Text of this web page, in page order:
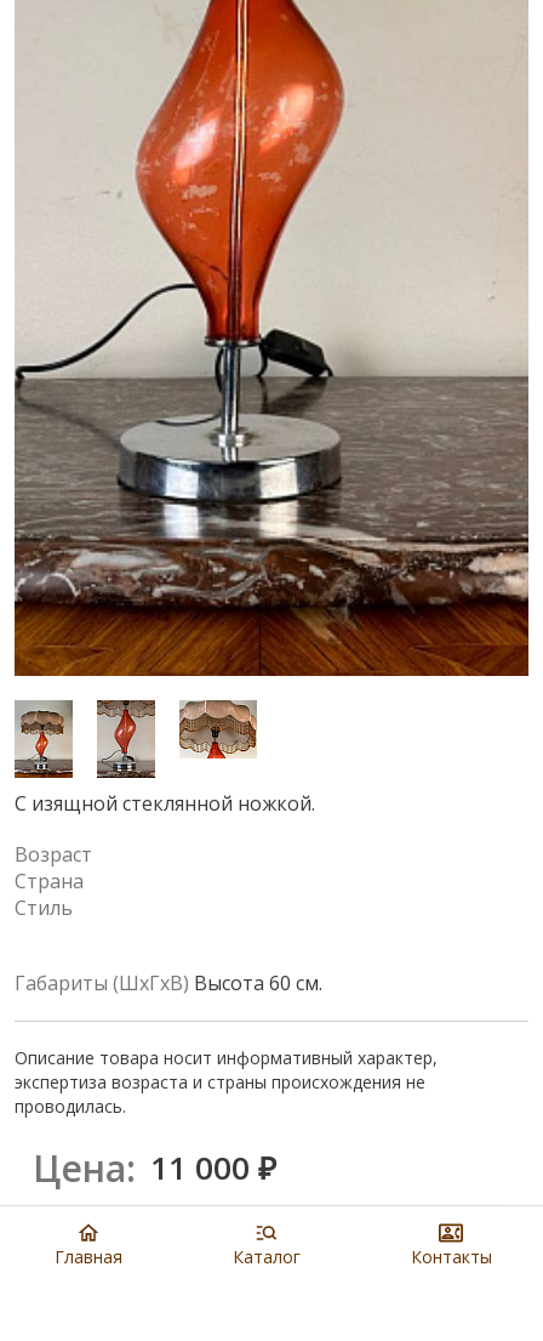
С изящной стеклянной ножкой.
Возраст
Страна
Стиль
Габариты (ШхГхВ) Высота 60 см.
Описание товара носит информативный характер,
экспертиза возраста и страны происхождения не
проводилась.
Цена: 11 000 ₽
Купить
Главная Каталог Контакты